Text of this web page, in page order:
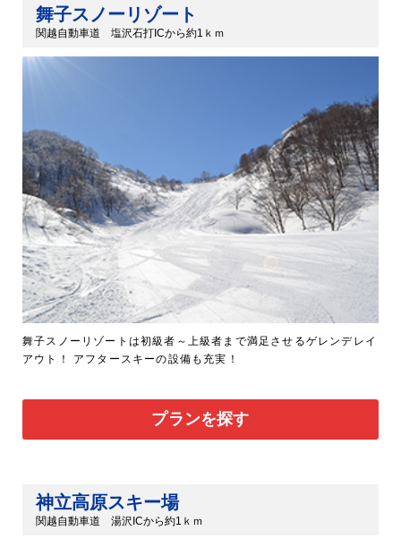
舞子スノーリゾート
関越自動車道 塩沢石打ICから約1ｋｍ
舞子スノーリゾートは初級者～上級者まで満足させるゲレンデレイ
アウト！ アフタースキーの設備も充実！
プランを探す
神立高原スキー場
関越自動車道 湯沢ICから約1ｋｍ